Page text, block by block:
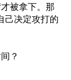
被拿下。那
己决定攻打的
？